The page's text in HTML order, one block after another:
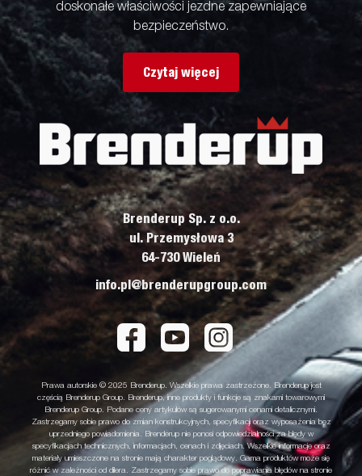
doskonałe właściwości jezdne zapewniające
bezpieczeństwo.
Czytaj więcej
Brenderup Sp. z o.o.
ul. Przemysłowa 3
64-730 Wieleń
info.pl@brenderupgroup.com
Prawa autorskie © 2025 Brenderup. Wszelkie prawa zastrzeżone. Brenderup jest
częścią Brenderup Group. Brenderup, inne produkty i funkcje są znakami towarowymi
Brenderup Group. Podane ceny artykułów są sugerowanymi cenami detalicznymi.
Zastrzegamy sobie prawo do zmian konstrukcyjnych, specyfikacji oraz wyposażenia bez
uprzedniego powiadomienia. Brenderup nie ponosi odpowiedzialności za błędy w
specyfikacjach technicznych, informacjach, cenach i zdjęciach. Wszelkie informacje oraz
materiały umieszczone na stronie mają charakter poglądowy. Gama produktów może się
różnić w zależności od dilera. Zastrzegamy sobie prawo do poprawiania błędów na stronie